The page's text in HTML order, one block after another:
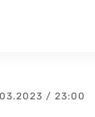
/ 23:00